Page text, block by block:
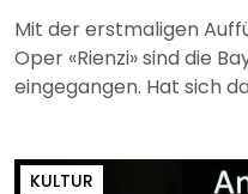
Mit der erstmaligen
Oper «Rienzi» sind die
eingegangen. Hat sich
KULTUR